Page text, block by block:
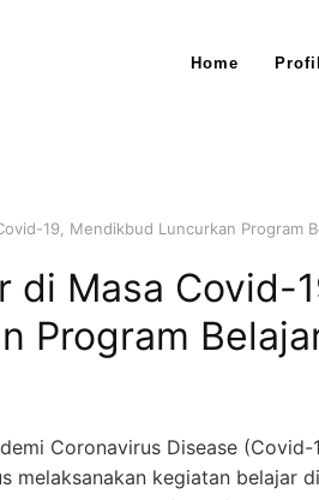
Home Profil
19, Mendikbud Luncurkan Program
di Masa Covid-
Program
Coronavirus Disease (Covid-
melaksanakan kegiatan belajar